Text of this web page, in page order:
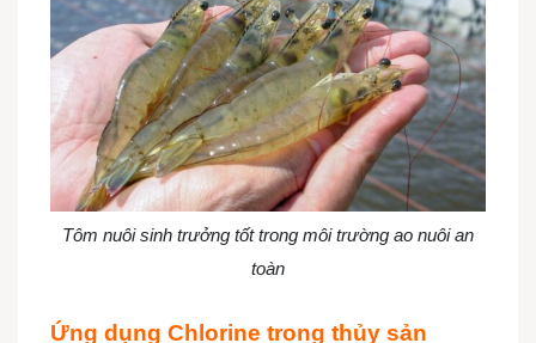
Tôm nuôi sinh trưởng tốt trong môi trường ao nuôi an
toàn
Ứng dụng Chlorine trong thủy sản